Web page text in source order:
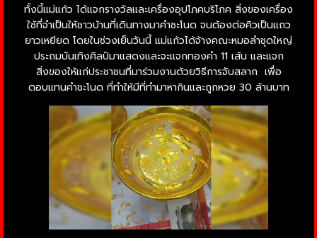
ทั้งนี้แม่แก้ว ได้แจกรางวัลและเครื่องอุปโภคบริโภค สิ่งของเครื่อง
ใช้ที่จำเป็นให้ชาวบ้านที่เดินทางมาคำชะโนด จนต้องต่อคิวเป็นแถว
ยาวเหยียด โดยในช่วงเย็นวันนี้ แม่แก้วได้จ้างคณะหมอลำชุดใหญ่
ประถมบันเทิงศิลป์มาแสดงและจะแจกทองคำ 11 เส้น และแจก
สิ่งของให้แก่ประชาชนที่มาร่วมงานด้วยวิธีการจับสลาก เพื่อ
ตอบแทนคำชะโนด ที่ทำให้มีที่ทำมาหากินและถูกหวย 30 ล้านบาท